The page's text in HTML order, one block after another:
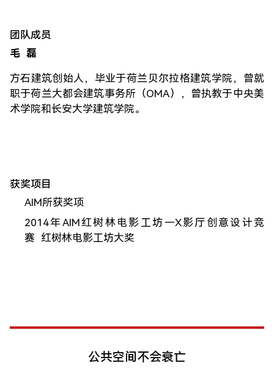
团队成员
毛 磊
方石建筑创始人，毕业于荷兰贝尔拉格建筑学院，曾就
职于荷兰大都会建筑事务所（OMA），曾执教于中央美
术学院和长安大学建筑学院。
获奖项目
AIM所获奖项
2014年AIM红树林电影工坊—X影厅创意设计竞
赛 红树林电影工坊大奖
公共空间不会衰亡